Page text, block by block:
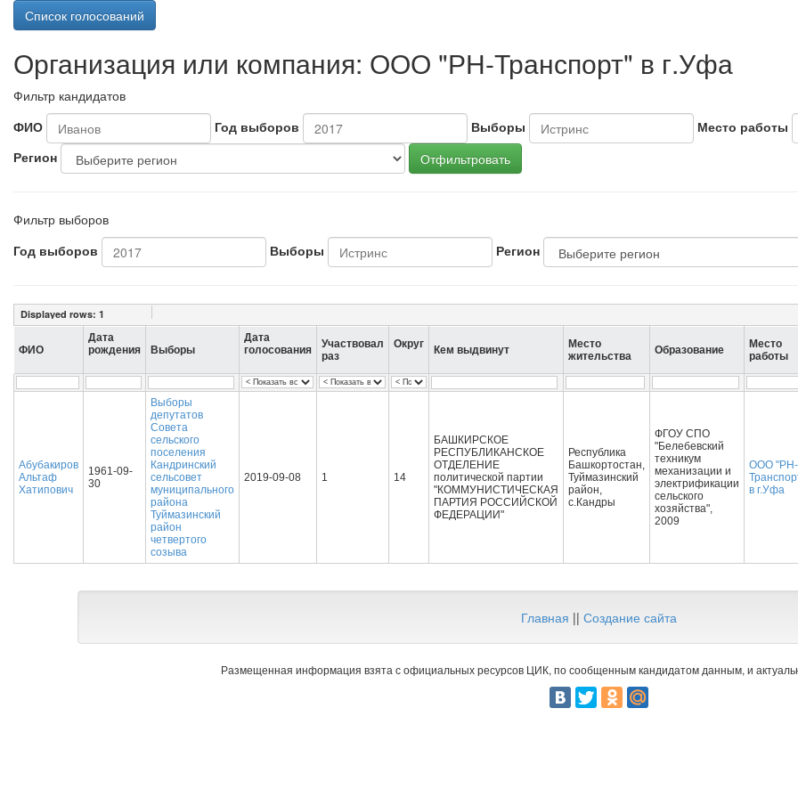
Список голосований
Организация или компания: ООО "РН-Транспорт" в г.Уфа
Фильтр кандидатов
ФИО
Год выборов Выборы
Место работы
Регион
Отфильтровать
Фильтр выборов
Год выборов
Выборы Регион
Displayed rows: 1
ФИО
Дата
рождения
Выборы
Дата
голосования
Участвовал
раз
Округ Кем выдвинут
Место
жительства
Образование
Место
работы
Абубакиров
Альтаф
Хатипович
1961-09-
30
Выборы
депутатов
Совета
сельского
поселения
Кандринский
сельсовет
муниципального
района
Туймазинский
район
четвертого
созыва
2019-09-08 1 14
БАШКИРСКОЕ
РЕСПУБЛИКАНСКОЕ
ОТДЕЛЕНИЕ
политической партии
"КОММУНИСТИЧЕСКАЯ
ПАРТИЯ РОССИЙСКОЙ
ФЕДЕРАЦИИ"
Республика
Башкортостан,
Туймазинский
район,
с.Кандры
ФГОУ СПО
"Белебевский
техникум
механизации и
электрификации
сельского
хозяйства",
2009
ООО "РН-
в г.Уфа
Главная || Создание сайта
Размещенная информация взята с официальных ресурсов ЦИК, по сообщенным кандидатом данным, и